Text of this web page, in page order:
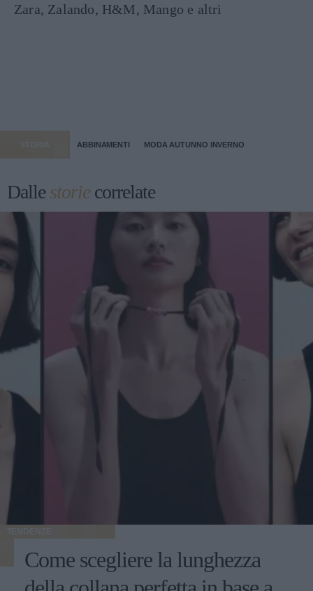
Zara, Zalando, H&M, Mango e altri
STORIA ABBINAMENTI MODA AUTUNNO INVERNO
Dallestoriecorrelate
TENDENZE
Come scegliere la lunghezza